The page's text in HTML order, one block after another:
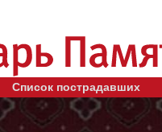
Список пострадавших